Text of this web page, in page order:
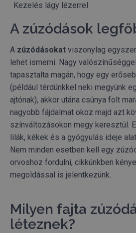
Kezelés lágy lézerrel
A zúzódások
A zúzódásokat viszonylag
lehet ismerni. Nagy
tapasztalta magán, hogy egy
(például térdünkkel neki megyünk
ajtónak), akkor utána csúnya folt
nagyobb fájdalmat okoz majd azt
színváltozásokon megy keresztül.
lilák, kékek és a gyógyulás ideje
Nem minden esetben kell egy
orvoshoz fordulni, cikkünkben
megoldással is jelentkezünk.
Milyen fajta
léteznek?